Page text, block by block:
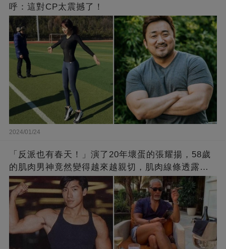
呼：這對CP太震撼了！
2024/01/24
「反派也有春天！」演了20年壞蛋的張耀揚，58歲
的肌肉男神竟然變得越來越親切，肌肉線條透露了
他的秘密！